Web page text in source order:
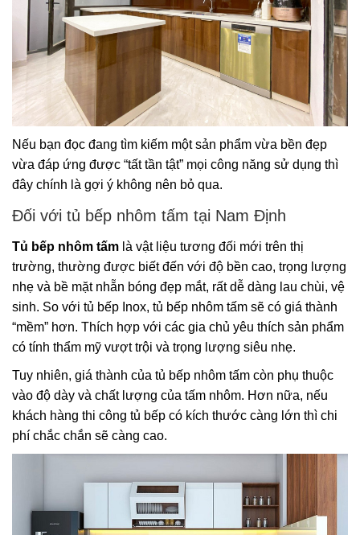
Nếu bạn đọc đang tìm kiếm một sản phẩm vừa bền đẹp
vừa đáp ứng được “tất tần tật” mọi công năng sử dụng thì
đây chính là gợi ý không nên bỏ qua.
Đối với tủ bếp nhôm tấm tại Nam Định
Tủ bếp nhôm tấm là vật liệu tương đối mới trên thị
trường, thường được biết đến với độ bền cao, trọng lượng
nhẹ và bề mặt nhẵn bóng đẹp mắt, rất dễ dàng lau chùi, vệ
sinh. So với tủ bếp Inox, tủ bếp nhôm tấm sẽ có giá thành
“mềm” hơn. Thích hợp với các gia chủ yêu thích sản phẩm
có tính thẩm mỹ vượt trội và trọng lượng siêu nhẹ.
Tuy nhiên, giá thành của tủ bếp nhôm tấm còn phụ thuộc
vào độ dày và chất lượng của tấm nhôm. Hơn nữa, nếu
khách hàng thi công tủ bếp có kích thước càng lớn thì chi
phí chắc chắn sẽ càng cao.